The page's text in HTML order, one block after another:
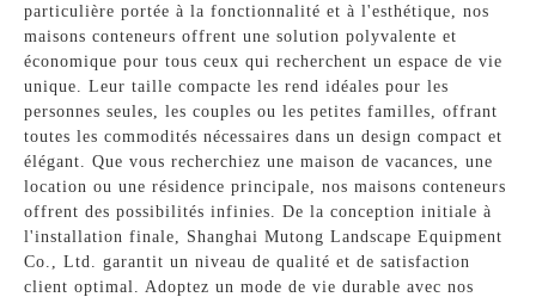
particulière portée à la fonctionnalité et à l'esthétique, nos
maisons conteneurs offrent une solution polyvalente et
économique pour tous ceux qui recherchent un espace de vie
unique. Leur taille compacte les rend idéales pour les
personnes seules, les couples ou les petites familles, offrant
toutes les commodités nécessaires dans un design compact et
élégant. Que vous recherchiez une maison de vacances, une
location ou une résidence principale, nos maisons conteneurs
offrent des possibilités infinies. De la conception initiale à
l'installation finale, Shanghai Mutong Landscape Equipment
Co., Ltd. garantit un niveau de qualité et de satisfaction
client optimal. Adoptez un mode de vie durable avec nos